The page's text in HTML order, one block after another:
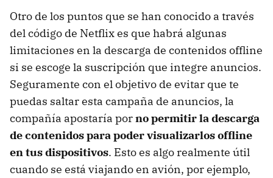
Otro de los puntos que se han conocido a través
del código de Netflix es que habrá algunas
limitaciones en la descarga de contenidos offline
si se escoge la suscripción que integre anuncios.
Seguramente con el objetivo de evitar que te
puedas saltar esta campaña de anuncios, la
compañía apostaría porno permitir la descarga
de contenidos para poder visualizarlos offline
en tus dispositivos. Esto es algo realmente útil
cuando se está viajando en avión, por ejemplo,